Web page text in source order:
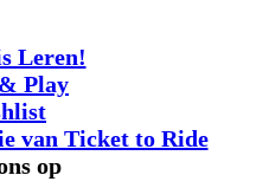
Leren!
Play
van Ticket to Ride
op